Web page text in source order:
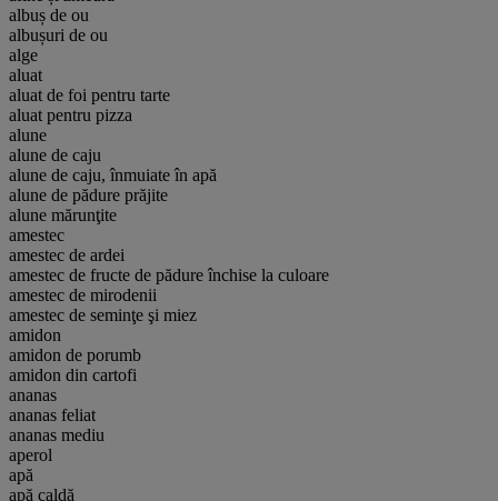
albuș de ou
albușuri de ou
alge
aluat
aluat de foi pentru tarte
aluat pentru pizza
alune
alune de caju
alune de caju, înmuiate în apă
alune de pădure prăjite
alune mărunţite
amestec
amestec de ardei
amestec de fructe de pădure închise la culoare
amestec de mirodenii
amestec de seminţe şi miez
amidon
amidon de porumb
amidon din cartofi
ananas
ananas feliat
ananas mediu
aperol
apă
apă caldă